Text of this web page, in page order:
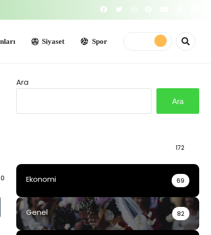
Siyaset Spor
0
Ara
Ara
172
Ekonomi 69
Genel 82